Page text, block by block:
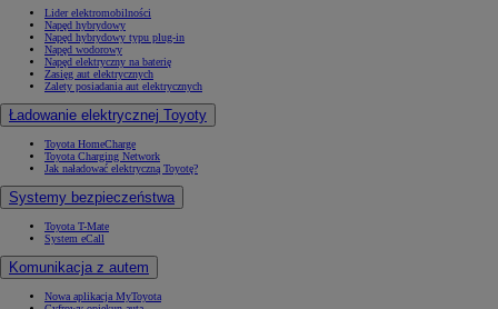
Lider elektromobilności
Napęd hybrydowy
Napęd hybrydowy typu plug-in
Napęd wodorowy
Napęd elektryczny na baterię
Zasięg aut elektrycznych
Zalety posiadania aut elektrycznych
Ładowanie elektrycznej Toyoty
Toyota HomeCharge
Toyota Charging Network
Jak naładować elektryczną Toyotę?
Systemy bezpieczeństwa
Toyota T-Mate
System eCall
Komunikacja z autem
Nowa aplikacja MyToyota